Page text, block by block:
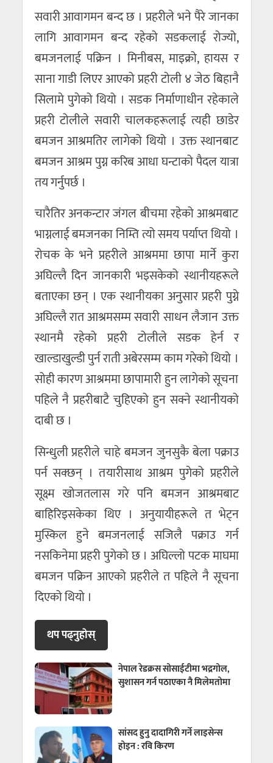
सवारी आवागमन बन्द छ । प्रहरीले भने पैरे जानका
लागि आवागमन बन्द रहेको सडकलाई रोज्यो,
बमजनलाई पक्रिन । मिनीबस, माइक्रो, हायस र
साना गाडी लिएर आएको प्रहरी टोली ४ जेठ बिहानै
सिलामे पुगेको थियो । सडक निर्माणाधीन रहेकाले
प्रहरी टोलीले सवारी चालकहरूलाई त्यही छाडेर
बमजन आश्रमतिर लागेको थियो । उक्त स्थानबाट
बमजन आश्रम पुग्न करिब आधा घन्टाको पैदल यात्रा
तय गर्नुपर्छ ।
चारैतिर अनकन्टार जंगल बीचमा रहेको आश्रमबाट
भाग्नलाई बमजनका निम्ति त्यो समय पर्याप्त थियो ।
रोचक के भने प्रहरीले आश्रममा छापा मार्ने कुरा
अघिल्लै दिन जानकारी भइसकेको स्थानीयहरूले
बताएका छन् । एक स्थानीयका अनुसार प्रहरी पुग्ने
अघिल्लै रात आश्रमसम्म सवारी साधन लैजान उक्त
स्थानमै रहेको प्रहरी टोलीले सडक हेर्न र
खाल्डाखुल्डी पुर्न राती अबेरसम्म काम गरेको थियो ।
सोही कारण आश्रममा छापामारी हुन लागेको सूचना
पहिले नै प्रहरीबाटै चुहिएको हुन सक्ने स्थानीयको
दाबी छ ।
सिन्धुली प्रहरीले चाहे बमजन जुनसुकै बेला पक्राउ
पर्न सक्छन् । तयारीसाथ आश्रम पुगेको प्रहरीले
सूक्ष्म खोजतलास गरे पनि बमजन आश्रमबाट
बाहिरिइसकेका थिए । अनुयायीहरूले त भेट्न
मुस्किल हुने बमजनलाई सजिलै पक्राउ गर्न
नसकिनेमा प्रहरी पुगेको छ । अघिल्लो पटक माघमा
बमजन पक्रिन आएको प्रहरीले त पहिले नै सूचना
दिएको थियो ।
थप पढ्नुहाेस्
नेपाल रेडक्रस सोसाईटीमा भद्रगोल,
सुशासन गर्न पठाएका नै मिलेमतोमा
सांसद हुनु दादागिरी गर्ने लाइसेन्स
होइन : रवि किरण